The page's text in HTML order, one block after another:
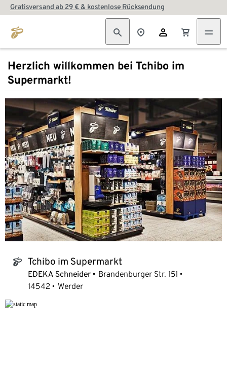
Gratisversand ab 29 € & kostenlose Rücksendung
Herzlich willkommen bei Tchibo im
Supermarkt!
tchibo_logo Tchibo im Supermarkt
EDEKA Schneider
Brandenburger Str. 151
14542
Werder